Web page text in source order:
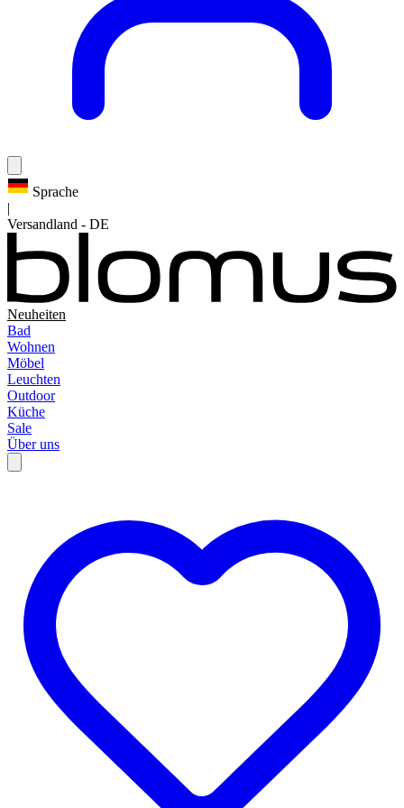
Sprache
|
Versandland - DE
Neuheiten
Bad
Wohnen
Möbel
Leuchten
Outdoor
Küche
Sale
Über uns